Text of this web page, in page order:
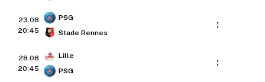
23.08
20:45
PSG
Stade Rennes
:
28.08
20:45
Lille
PSG
: